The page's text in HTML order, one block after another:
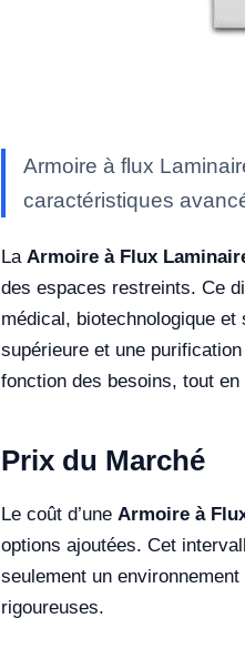
Armoire à flux
caractéristiques
La Armoire à Flux
des espaces restreints. Ce
médical, biotechnologique
supérieure et une
fonction des besoins, tout
Prix du Marché
Le coût d’une Armoire à
options ajoutées. Cet
seulement un
rigoureuses.